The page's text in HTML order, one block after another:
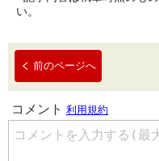
い。
前のページへ